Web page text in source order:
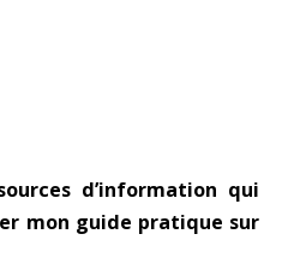
d’information qui
mon guide pratique sur